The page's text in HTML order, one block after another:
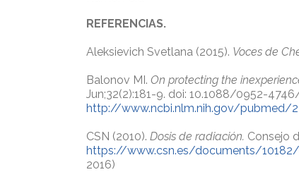
REFERENCIAS.
Aleksievich Svetlana (2015). Voces de
Balonov MI. On protecting the
Jun;32(2):181-9. doi: 10.1088/0952-
http://www.ncbi.nlm.nih.gov/pubmed/
CSN (2010). Dosis de radiación. Consejo
https://www.csn.es/documents/10182/
2016)